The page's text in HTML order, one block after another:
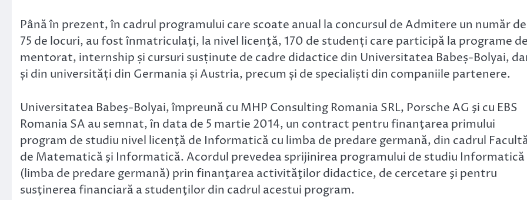
Până în prezent, în cadrul programului care scoate anual la concursul de Admitere un număr de
75 de locuri, au fost înmatriculaţi, la nivel licenţă, 170 de studenți care participă la programe
mentorat, internship și cursuri susținute de cadre didactice din Universitatea Babeș-Bolyai,
și din universități din Germania și Austria, precum și de specialiști din companiile partenere.
Universitatea Babeş-Bolyai, împreună cu MHP Consulting Romania SRL, Porsche AG şi cu EBS
Romania SA au semnat, în data de 5 martie 2014, un contract pentru finanţarea primului
program de studiu nivel licenţă de Informatică cu limba de predare germană, din cadrul
de Matematică şi Informatică. Acordul prevedea sprijinirea programului de studiu Informatică
(limba de predare germană) prin finanţarea activităţilor didactice, de cercetare şi pentru
susţinerea financiară a studenţilor din cadrul acestui program.